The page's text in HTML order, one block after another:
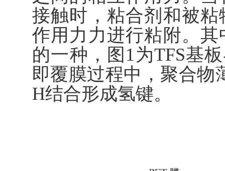
接触时，粘合剂和被
作用力力进行粘附。
的一种，图1为TFS基
即覆膜过程中，聚合物
H结合形成氢键。